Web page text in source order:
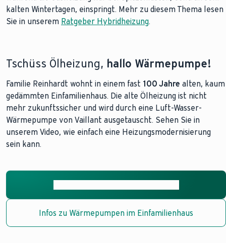
kalten Wintertagen, einspringt. Mehr zu diesem Thema lesen
Sie in unserem Ratgeber Hybridheizung.
Tschüss Ölheizung, hallo Wärmepumpe!
Familie Reinhardt wohnt in einem fast 100 Jahre alten, kaum
gedämmten Einfamilienhaus. Die alte Ölheizung ist nicht
mehr zukunftssicher und wird durch eine Luft-Wasser-
Wärmepumpe von Vaillant ausgetauscht. Sehen Sie in
unserem Video, wie einfach eine Heizungsmodernisierung
sein kann.
Infos zu Wärmepumpen im Einfamilienhaus